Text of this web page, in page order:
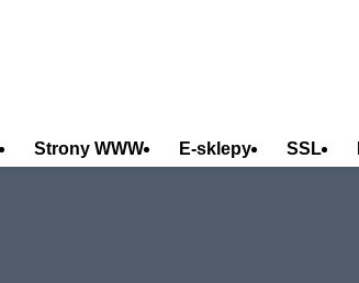
Strony WWW E-sklepy SSL